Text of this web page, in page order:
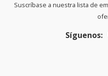
Suscríbase a nuestra lista de
Síguenos: